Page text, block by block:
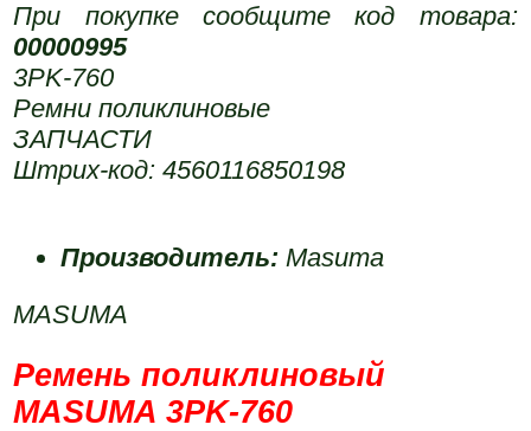
При покупке сообщите код товара:
00000995
3PK-760
Ремни поликлиновые
ЗАПЧАСТИ
Штрих-код: 4560116850198
Производитель:Masuma
MASUMA
Ремень поликлиновый
MASUMA 3PK-760